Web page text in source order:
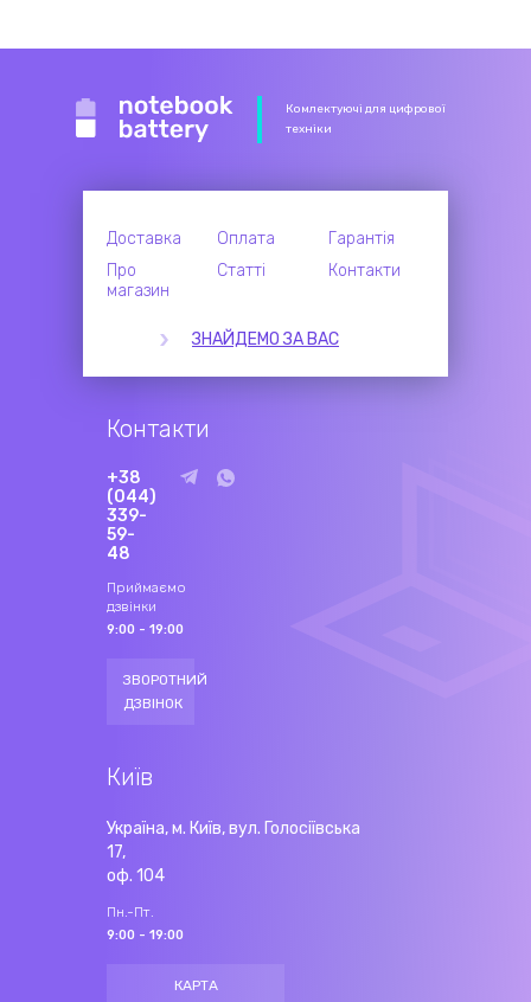
Комлектуючі для цифрової
техніки
Доставка Оплата
Гарантія
Про
магазин
Статті Контакти
ЗНАЙДЕМО ЗА ВАС
Контакти
+38
(044)
339-
59-
48
Приймаємо
дзвінки
9:00 - 19:00
ЗВОРОТНИЙ
ДЗВІНОК
Київ
Україна, м. Київ, вул. Голосіївська
17,
оф. 104
Пн.-Пт.
9:00 - 19:00
КАРТА